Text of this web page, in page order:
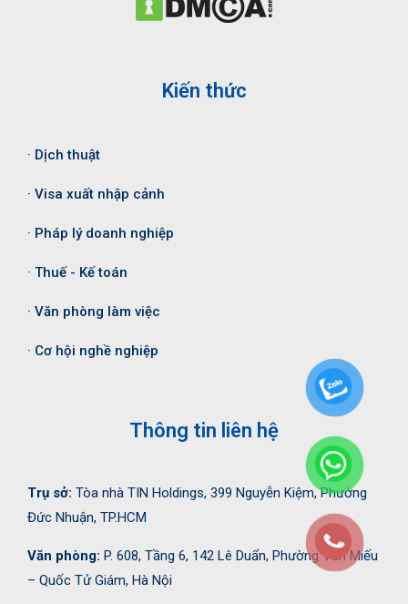
Kiến thức
· Dịch thuật
· Visa xuất nhập cảnh
· Pháp lý doanh nghiệp
· Thuế - Kế toán
· Văn phòng làm việc
· Cơ hội nghề nghiệp
Thông tin liên hệ
Trụ sở: Tòa nhà TIN Holdings, 399 Nguyễn Kiệm, Phường
Đức Nhuận, TP.HCM
Văn phòng: P. 608, Tầng 6, 142 Lê Duẩn, Phường Văn Miếu
– Quốc Tử Giám, Hà Nội